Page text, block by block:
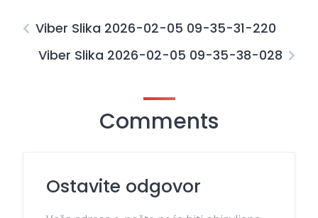
Viber Slika 2026-02-05 09-35-31-220
Viber Slika 2026-02-05 09-35-38-028
Comments
Ostavite odgovor